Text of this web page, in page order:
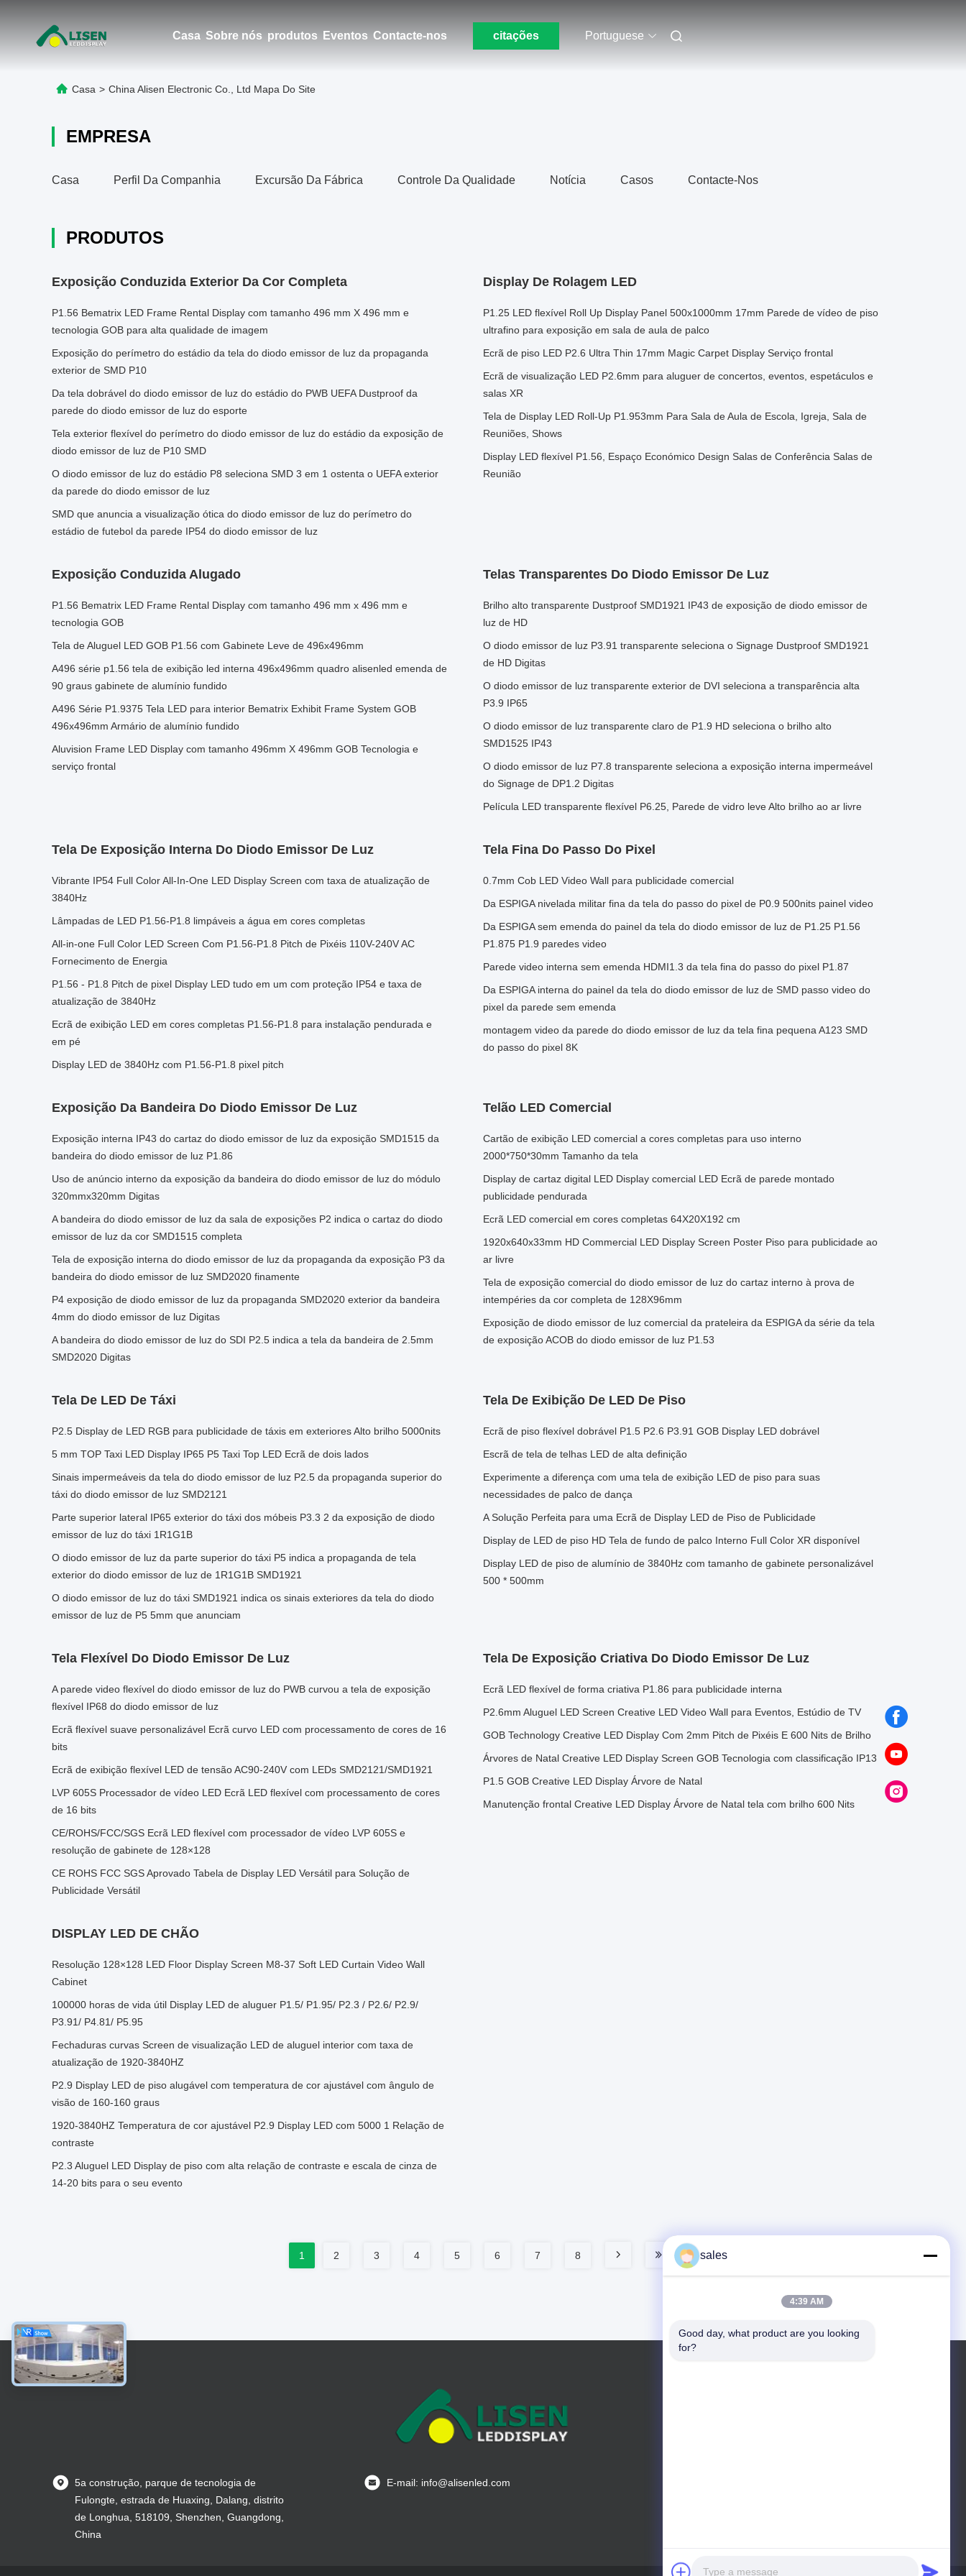
Casa Sobre nós produtos Eventos Contacte-nos citações Portuguese
Casa > China Alisen Electronic Co., Ltd Mapa Do Site
EMPRESA
Casa Perfil Da Companhia Excursão Da Fábrica Controle Da Qualidade Notícia Casos Contacte-Nos
PRODUTOS
Exposição Conduzida Exterior Da Cor Completa
P1.56 Bematrix LED Frame Rental Display com tamanho 496 mm X 496 mm e
tecnologia GOB para alta qualidade de imagem
Exposição do perímetro do estádio da tela do diodo emissor de luz da propaganda
exterior de SMD P10
Da tela dobrável do diodo emissor de luz do estádio do PWB UEFA Dustproof da
parede do diodo emissor de luz do esporte
Tela exterior flexível do perímetro do diodo emissor de luz do estádio da exposição de
diodo emissor de luz de P10 SMD
O diodo emissor de luz do estádio P8 seleciona SMD 3 em 1 ostenta o UEFA exterior
da parede do diodo emissor de luz
SMD que anuncia a visualização ótica do diodo emissor de luz do perímetro do
estádio de futebol da parede IP54 do diodo emissor de luz
Display De Rolagem LED
P1.25 LED flexível Roll Up Display Panel 500x1000mm 17mm Parede de vídeo de piso
ultrafino para exposição em sala de aula de palco
Ecrã de piso LED P2.6 Ultra Thin 17mm Magic Carpet Display Serviço frontal
Ecrã de visualização LED P2.6mm para aluguer de concertos, eventos, espetáculos e
salas XR
Tela de Display LED Roll-Up P1.953mm Para Sala de Aula de Escola, Igreja, Sala de
Reuniões, Shows
Display LED flexível P1.56, Espaço Económico Design Salas de Conferência Salas de
Reunião
Exposição Conduzida Alugado
P1.56 Bematrix LED Frame Rental Display com tamanho 496 mm x 496 mm e
tecnologia GOB
Tela de Aluguel LED GOB P1.56 com Gabinete Leve de 496x496mm
A496 série p1.56 tela de exibição led interna 496x496mm quadro alisenled emenda de
90 graus gabinete de alumínio fundido
A496 Série P1.9375 Tela LED para interior Bematrix Exhibit Frame System GOB
496x496mm Armário de alumínio fundido
Aluvision Frame LED Display com tamanho 496mm X 496mm GOB Tecnologia e
serviço frontal
Telas Transparentes Do Diodo Emissor De Luz
Brilho alto transparente Dustproof SMD1921 IP43 de exposição de diodo emissor de
luz de HD
O diodo emissor de luz P3.91 transparente seleciona o Signage Dustproof SMD1921
de HD Digitas
O diodo emissor de luz transparente exterior de DVI seleciona a transparência alta
P3.9 IP65
O diodo emissor de luz transparente claro de P1.9 HD seleciona o brilho alto
SMD1525 IP43
O diodo emissor de luz P7.8 transparente seleciona a exposição interna impermeável
do Signage de DP1.2 Digitas
Película LED transparente flexível P6.25, Parede de vidro leve Alto brilho ao ar livre
Tela De Exposição Interna Do Diodo Emissor De Luz
Vibrante IP54 Full Color All-In-One LED Display Screen com taxa de atualização de
3840Hz
Lâmpadas de LED P1.56-P1.8 limpáveis a água em cores completas
All-in-one Full Color LED Screen Com P1.56-P1.8 Pitch de Pixéis 110V-240V AC
Fornecimento de Energia
P1.56 - P1.8 Pitch de pixel Display LED tudo em um com proteção IP54 e taxa de
atualização de 3840Hz
Ecrã de exibição LED em cores completas P1.56-P1.8 para instalação pendurada e
em pé
Display LED de 3840Hz com P1.56-P1.8 pixel pitch
Tela Fina Do Passo Do Pixel
0.7mm Cob LED Video Wall para publicidade comercial
Da ESPIGA nivelada militar fina da tela do passo do pixel de P0.9 500nits painel video
Da ESPIGA sem emenda do painel da tela do diodo emissor de luz de P1.25 P1.56
P1.875 P1.9 paredes video
Parede video interna sem emenda HDMI1.3 da tela fina do passo do pixel P1.87
Da ESPIGA interna do painel da tela do diodo emissor de luz de SMD passo video do
pixel da parede sem emenda
montagem video da parede do diodo emissor de luz da tela fina pequena A123 SMD
do passo do pixel 8K
Exposição Da Bandeira Do Diodo Emissor De Luz
Exposição interna IP43 do cartaz do diodo emissor de luz da exposição SMD1515 da
bandeira do diodo emissor de luz P1.86
Uso de anúncio interno da exposição da bandeira do diodo emissor de luz do módulo
320mmx320mm Digitas
A bandeira do diodo emissor de luz da sala de exposições P2 indica o cartaz do diodo
emissor de luz da cor SMD1515 completa
Tela de exposição interna do diodo emissor de luz da propaganda da exposição P3 da
bandeira do diodo emissor de luz SMD2020 finamente
P4 exposição de diodo emissor de luz da propaganda SMD2020 exterior da bandeira
4mm do diodo emissor de luz Digitas
A bandeira do diodo emissor de luz do SDI P2.5 indica a tela da bandeira de 2.5mm
SMD2020 Digitas
Telão LED Comercial
Cartão de exibição LED comercial a cores completas para uso interno
2000*750*30mm Tamanho da tela
Display de cartaz digital LED Display comercial LED Ecrã de parede montado
publicidade pendurada
Ecrã LED comercial em cores completas 64X20X192 cm
1920x640x33mm HD Commercial LED Display Screen Poster Piso para publicidade ao
ar livre
Tela de exposição comercial do diodo emissor de luz do cartaz interno à prova de
intempéries da cor completa de 128X96mm
Exposição de diodo emissor de luz comercial da prateleira da ESPIGA da série da tela
de exposição ACOB do diodo emissor de luz P1.53
Tela De LED De Táxi
P2.5 Display de LED RGB para publicidade de táxis em exteriores Alto brilho 5000nits
5 mm TOP Taxi LED Display IP65 P5 Taxi Top LED Ecrã de dois lados
Sinais impermeáveis da tela do diodo emissor de luz P2.5 da propaganda superior do
táxi do diodo emissor de luz SMD2121
Parte superior lateral IP65 exterior do táxi dos móbeis P3.3 2 da exposição de diodo
emissor de luz do táxi 1R1G1B
O diodo emissor de luz da parte superior do táxi P5 indica a propaganda de tela
exterior do diodo emissor de luz de 1R1G1B SMD1921
O diodo emissor de luz do táxi SMD1921 indica os sinais exteriores da tela do diodo
emissor de luz de P5 5mm que anunciam
Tela De Exibição De LED De Piso
Ecrã de piso flexível dobrável P1.5 P2.6 P3.91 GOB Display LED dobrável
Escrã de tela de telhas LED de alta definição
Experimente a diferença com uma tela de exibição LED de piso para suas
necessidades de palco de dança
A Solução Perfeita para uma Ecrã de Display LED de Piso de Publicidade
Display de LED de piso HD Tela de fundo de palco Interno Full Color XR disponível
Display LED de piso de alumínio de 3840Hz com tamanho de gabinete personalizável
500 * 500mm
Tela Flexível Do Diodo Emissor De Luz
A parede video flexível do diodo emissor de luz do PWB curvou a tela de exposição
flexível IP68 do diodo emissor de luz
Ecrã flexível suave personalizável Ecrã curvo LED com processamento de cores de 16
bits
Ecrã de exibição flexível LED de tensão AC90-240V com LEDs SMD2121/SMD1921
LVP 605S Processador de vídeo LED Ecrã LED flexível com processamento de cores
de 16 bits
CE/ROHS/FCC/SGS Ecrã LED flexível com processador de vídeo LVP 605S e
resolução de gabinete de 128×128
CE ROHS FCC SGS Aprovado Tabela de Display LED Versátil para Solução de
Publicidade Versátil
Tela De Exposição Criativa Do Diodo Emissor De Luz
Ecrã LED flexível de forma criativa P1.86 para publicidade interna
P2.6mm Aluguel LED Screen Creative LED Video Wall para Eventos, Estúdio de TV
GOB Technology Creative LED Display Com 2mm Pitch de Pixéis E 600 Nits de Brilho
Árvores de Natal Creative LED Display Screen GOB Tecnologia com classificação IP13
P1.5 GOB Creative LED Display Árvore de Natal
Manutenção frontal Creative LED Display Árvore de Natal tela com brilho 600 Nits
DISPLAY LED DE CHÃO
Resolução 128×128 LED Floor Display Screen M8-37 Soft LED Curtain Video Wall
Cabinet
100000 horas de vida útil Display LED de aluguer P1.5/ P1.95/ P2.3 / P2.6/ P2.9/
P3.91/ P4.81/ P5.95
Fechaduras curvas Screen de visualização LED de aluguel interior com taxa de
atualização de 1920-3840HZ
P2.9 Display LED de piso alugável com temperatura de cor ajustável com ângulo de
visão de 160-160 graus
1920-3840HZ Temperatura de cor ajustável P2.9 Display LED com 5000 1 Relação de
contraste
P2.3 Aluguel LED Display de piso com alta relação de contraste e escala de cinza de
14-20 bits para o seu evento
1 2 3 4 5 6 7 8
5a construção, parque de tecnologia de
Fulongte, estrada de Huaxing, Dalang, distrito
de Longhua, 518109, Shenzhen, Guangdong,
China
E-mail: info@alisenled.com
sales
4:39 AM
Good day, what product are you looking
for?